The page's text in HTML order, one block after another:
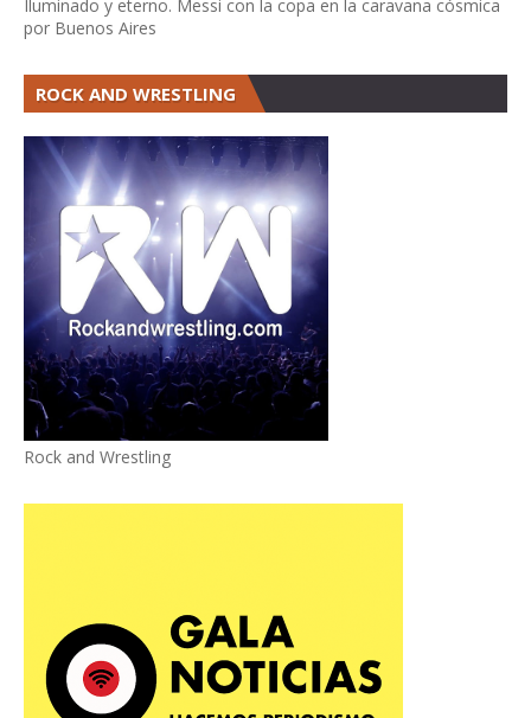
Iluminado y eterno. Messi con la copa en la caravana cósmica
por Buenos Aires
ROCK AND WRESTLING
Rock and Wrestling